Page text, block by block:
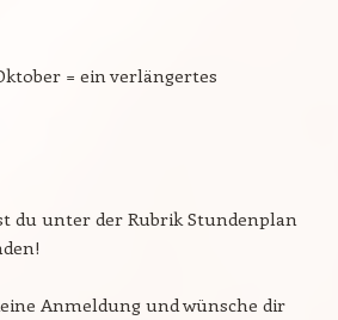
= ein verlängertes
du unter der Rubrik Stundenplan
Anmeldung und wünsche dir